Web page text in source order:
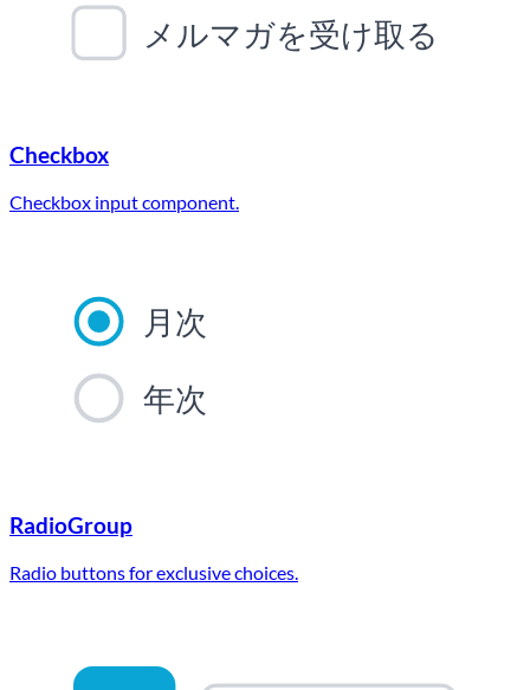
メルマガを受け取る
Checkbox
Checkbox input component.
月次
年次
RadioGroup
Radio buttons for exclusive choices.